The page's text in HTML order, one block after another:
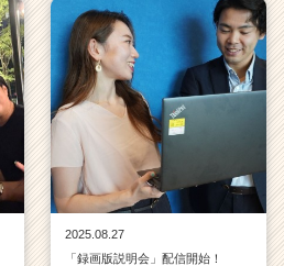
2025.08.27
「録画版説明会」配信開始！